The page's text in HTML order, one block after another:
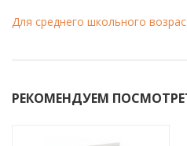
Для среднего школьного
РЕКОМЕНДУЕМ